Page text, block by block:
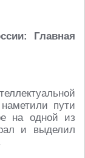
Главная
пути
на одной из
и выделил